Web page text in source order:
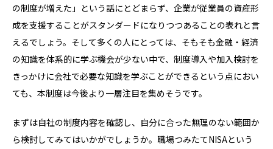
の制度が増えた」という話にとどまらず、企業が従業員の資産形
成を支援することがスタンダードになりつつあることの表れと言
えるでしょう。そして多くの人にとっては、そもそも金融・経済
の知識を体系的に学ぶ機会が少ない中で、制度導入や加入検討を
きっかけに会社で必要な知識を学ぶことができるという点におい
ても、本制度は今後より一層注目を集めそうです。
まずは自社の制度内容を確認し、自分に合った無理のない範囲か
ら検討してみてはいかがでしょうか。職場つみたてNISAという